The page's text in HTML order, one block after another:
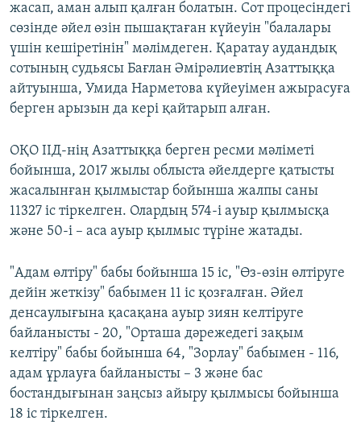
жасап, аман алып қалған болатын. Сот процесіндегі
сөзінде әйел өзін пышақтаған күйеуін "балалары
үшін кешіретінін" мәлімдеген. Қаратау аудандық
сотының судьясы Бағлан Әмірәлиевтің Азаттыққа
айтуынша, Умида Нарметова күйеуімен ажырасуға
берген арызын да кері қайтарып алған.
ОҚО ІІД-нің Азаттыққа берген ресми мәліметі
бойынша, 2017 жылы облыста әйелдерге қатысты
жасалынған қылмыстар бойынша жалпы саны
11327 іс тіркелген. Олардың 574-і ауыр қылмысқа
және 50-і – аса ауыр қылмыс түріне жатады.
"Адам өлтіру" бабы бойынша 15 іс, "Өз-өзін өлтіруге
дейін жеткізу" бабымен 11 іс қозғалған. Әйел
денсаулығына қасақана ауыр зиян келтіруге
байланысты - 20, "Орташа дәрежедегі зақым
келтіру" бабы бойынша 64, "Зорлау" бабымен - 116,
адам ұрлауға байланысты – 3 және бас
бостандығынан заңсыз айыру қылмысы бойынша
18 іс тіркелген.